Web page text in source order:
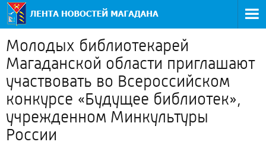
Молодых библиотекарей
Магаданской области приглашают
участвовать во Всероссийском
конкурсе «Будущее библиотек»,
учрежденном Минкультуры
России